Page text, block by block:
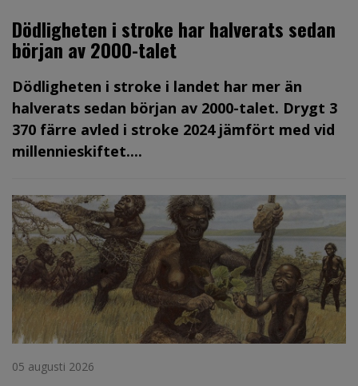
Dödligheten i stroke har halverats sedan
början av 2000-talet
Dödligheten i stroke i landet har mer än
halverats sedan början av 2000-talet. Drygt 3
370 färre avled i stroke 2024 jämfört med vid
millennieskiftet....
05 augusti 2026